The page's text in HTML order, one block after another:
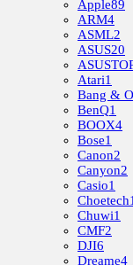
Apple89
ARM4
ASML2
ASUS20
Atari1
Bang &
BenQ1
BOOX4
Bose1
Canon2
Canyon2
Casio1
Choetech
Chuwi1
CMF2
DJI6
Dreame4